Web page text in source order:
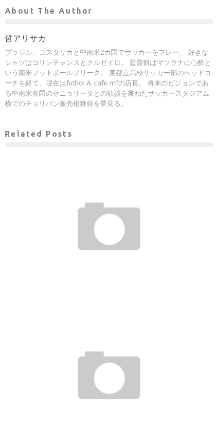
About The Author
哲アリサカ
ブラジル、コスタリカと中南米2カ国でサッカーをプレー。 好きな
シャツはコリンチャンスとクルゼイロ。 監督観はマツラナに心酔と
いう南米フットボールフリーク。 某都立高校サッカー部のヘッドコ
ーチを経て、現在はfutbol & cafe mfの店長。 将来のビジョンであ
る中南米各国のセニョリータとの歓談を兼ねたサッカースタジアム
横でのチョリパン販売権獲得を夢見る。
Related Posts